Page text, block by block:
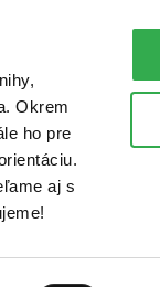
Okrem
ho pre
aj s